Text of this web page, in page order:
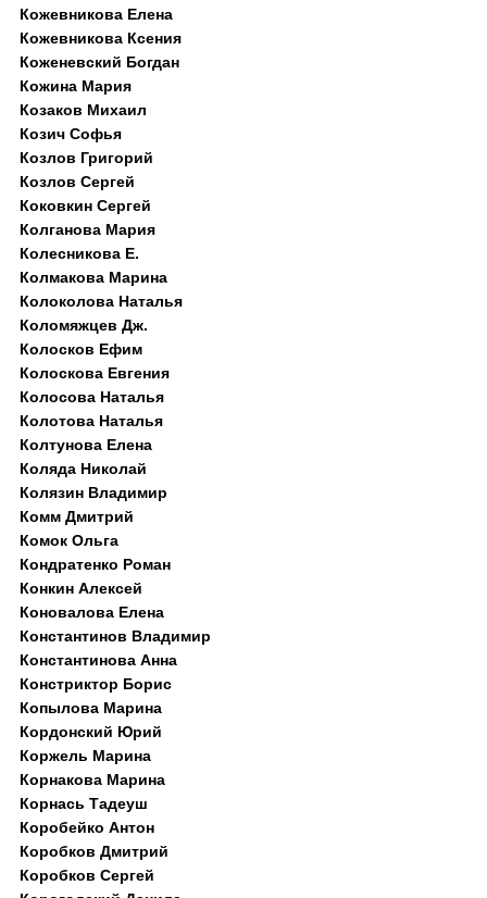
Кожевникова Елена
Кожевникова Ксения
Коженевский Богдан
Кожина Мария
Козаков Михаил
Козич Софья
Козлов Григорий
Козлов Сергей
Коковкин Сергей
Колганова Мария
Колесникова Е.
Колмакова Марина
Колоколова Наталья
Коломяжцев Дж.
Колосков Ефим
Колоскова Евгения
Колосова Наталья
Колотова Наталья
Колтунова Елена
Коляда Николай
Колязин Владимир
Комм Дмитрий
Комок Ольга
Кондратенко Роман
Конкин Алексей
Коновалова Елена
Константинов Владимир
Константинова Анна
Констриктор Борис
Копылова Марина
Кордонский Юрий
Коржель Марина
Корнакова Марина
Корнась Тадеуш
Коробейко Антон
Коробков Дмитрий
Коробков Сергей